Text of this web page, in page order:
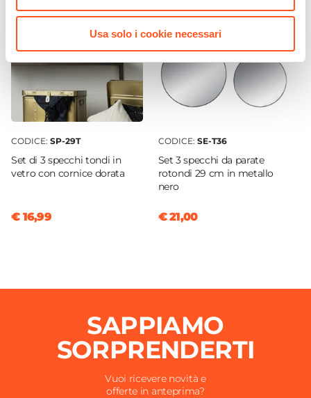
Usa solo i cookie necessari
19,8 cm|25 cm|29,5 cm
17,5 cm|22,5 cm|26 cm
Profondità
0,5 cm
Materiale
Oro
CODICE: SP-29T
Set di 3 specchi tondi in
vetro con cornice dorata
€ 16,99
CODICE: SE-T36
Set 3 specchi da parate
rotondi 29 cm in metallo
nero
€ 21,00
SAPPIAMO
SORPRENDERTI
Vuoi ricevere novità e
offerte in anteprima?